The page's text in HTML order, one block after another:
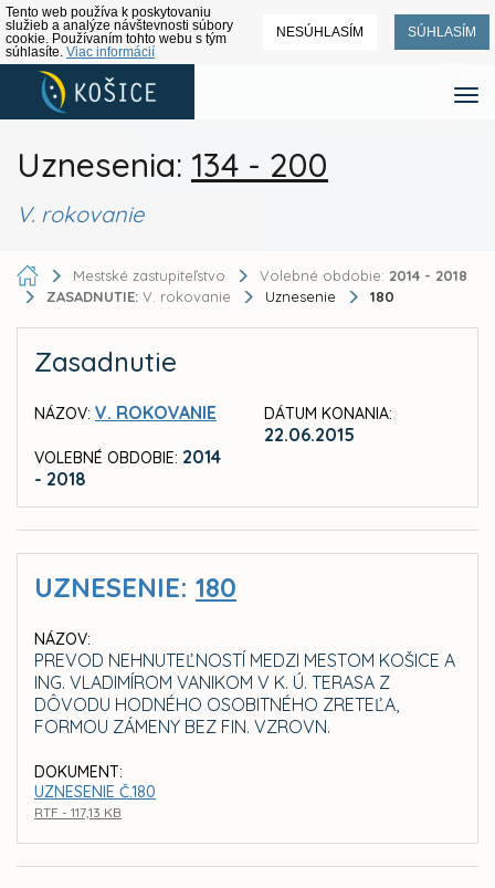
Tento web používa k poskytovaniu
služieb a analýze návštevnosti súbory
cookie. Používaním tohto webu s tým
súhlasíte. Viac informácií
NESÚHLASÍM SÚHLASÍM
Uznesenia: 134 - 200
V. rokovanie
Mestské zastupiteľstvo Volebné obdobie: 2014 - 2018
ZASADNUTIE: V. rokovanie Uznesenie 180
Zasadnutie
NÁZOV: V. ROKOVANIE
VOLEBNÉ OBDOBIE: 2014
- 2018
DÁTUM KONANIA:
22.06.2015
UZNESENIE: 180
NÁZOV:
PREVOD NEHNUTEĽNOSTÍ MEDZI MESTOM KOŠICE A
ING. VLADIMÍROM VANIKOM V K. Ú. TERASA Z
DÔVODU HODNÉHO OSOBITNÉHO ZRETEĽA,
FORMOU ZÁMENY BEZ FIN. VZROVN.
DOKUMENT:
UZNESENIE Č.180
RTF - 117,13 KB